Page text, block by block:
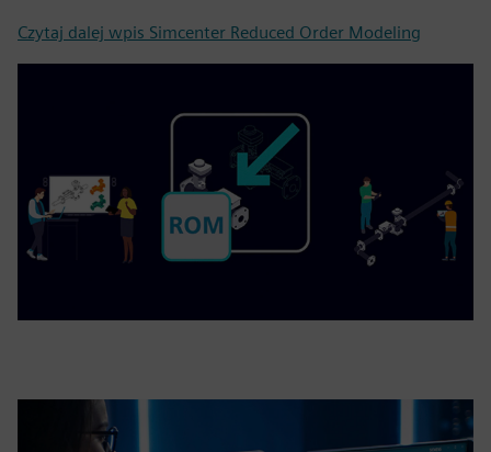
Czytaj dalej wpis Simcenter Reduced Order Modeling